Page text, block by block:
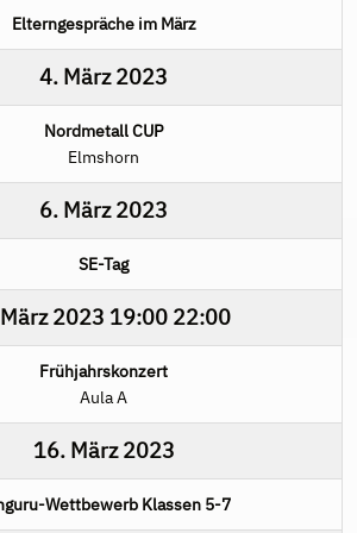
Elterngespräche im März
4. März 2023
Nordmetall CUP
Elmshorn
6. März 2023
SE-Tag
2023 19:00 22:00
Frühjahrskonzert
Aula A
16. März 2023
Wettbewerb Klassen 5-7